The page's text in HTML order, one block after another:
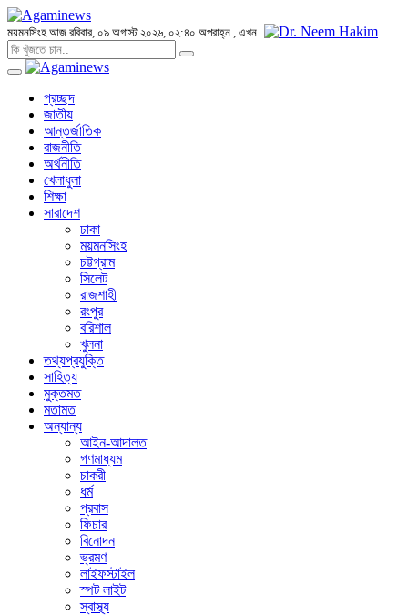
ময়মনসিংহ আজ রবিবার, ০৯ অগাস্ট ২০২৬, ০২:৪০ অপরাহ্ন , এখন
প্রচ্ছদ
জাতীয়
আন্তর্জাতিক
রাজনীতি
অর্থনীতি
খেলাধুলা
শিক্ষা
সারাদেশ
ঢাকা
ময়মনসিংহ
চট্টগ্রাম
সিলেট
রাজশাহী
রংপুর
বরিশাল
খুলনা
তথ্যপ্রযুক্তি
সাহিত্য
মুক্তমত
মতামত
অন্যান্য
আইন-আদালত
গণমাধ্যম
চাকরী
ধর্ম
প্রবাস
ফিচার
বিনোদন
ভ্রমণ
লাইফস্টাইল
স্পট লাইট
স্বাস্থ্য